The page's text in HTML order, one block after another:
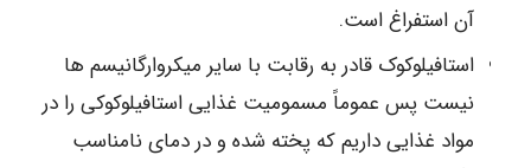
آن استفراغ است.
استافیلوکوک قادر به رقابت با سایر میکروارگانیسم ها
نیست پس عموماً مسمومیت غذایی استافیلوکوکی را در
مواد غذایی داریم که پخته شده و در دمای نامناسب